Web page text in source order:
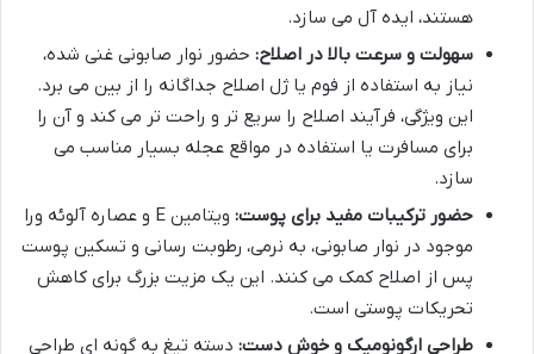
هستند، ایده آل می سازد.
سهولت و سرعت بالا در اصلاح: حضور نوار صابونی غنی شده،
نیاز به استفاده از فوم یا ژل اصلاح جداگانه را از بین می برد.
این ویژگی، فرآیند اصلاح را سریع تر و راحت تر می کند و آن را
برای مسافرت یا استفاده در مواقع عجله بسیار مناسب می
سازد.
حضور ترکیبات مفید برای پوست:
ویتامین E و عصاره آلوئه ورا
موجود در نوار صابونی، به نرمی، رطوبت رسانی و تسکین پوست
پس از اصلاح کمک می کنند. این یک مزیت بزرگ برای کاهش
تحریکات پوستی است.
طراحی ارگونومیک و خوش دست: دسته تیغ به گونه ای طراحی